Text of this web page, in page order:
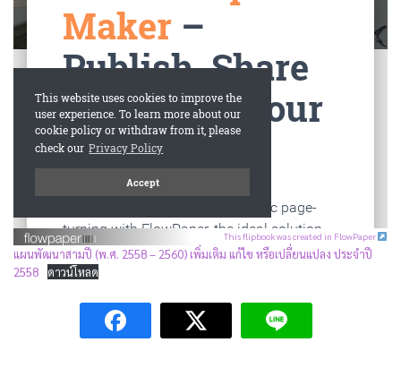
This flipbook was created in FlowPaper
แผนพัฒนาสามปี (พ.ศ. 2558 – 2560) เพิ่มเติม แก้ไข หรือเปลี่ยนแปลง ประจำปี
2558
ดาวน์โหลด